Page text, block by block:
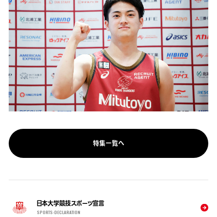
特集一覧へ
日本大学競技スポーツ宣言
SPORTS-DECLARATION